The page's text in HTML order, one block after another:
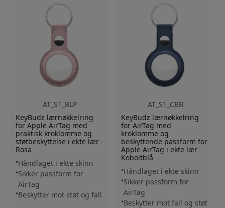
AT_S1_BLP
KeyBudz lærnøkkelring
for Apple AirTag med
praktisk kroklomme og
støtbeskyttelse i ekte lær -
Rosa
Håndlaget i ekte skinn
Sikker passform for
AirTag
Beskytter mot støt og fall
AT_S1_CBB
KeyBudz lærnøkkelring
for AirTag med
kroklomme og
beskyttende passform for
Apple AirTag i ekte lær -
Koboltblå
Håndlaget i ekte skinn
Sikker passform for
AirTag
Beskytter mot fall og støt